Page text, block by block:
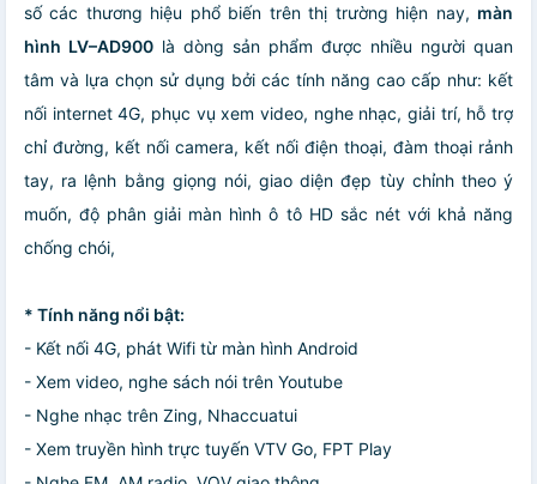
số các thương hiệu phổ biến trên thị trường hiện nay, màn
hình LV–AD900 là dòng sản phẩm được nhiều người quan
tâm và lựa chọn sử dụng bởi các tính năng cao cấp như: kết
nối internet 4G, phục vụ xem video, nghe nhạc, giải trí, hỗ trợ
chỉ đường, kết nối camera, kết nối điện thoại, đàm thoại rảnh
tay, ra lệnh bằng giọng nói, giao diện đẹp tùy chỉnh theo ý
muốn, độ phân giải màn hình ô tô HD sắc nét với khả năng
chống chói,
* Tính năng nổi bật:
- Kết nối 4G, phát Wifi từ màn hình Android
- Xem video, nghe sách nói trên Youtube
- Nghe nhạc trên Zing, Nhaccuatui
- Xem truyền hình trực tuyến VTV Go, FPT Play